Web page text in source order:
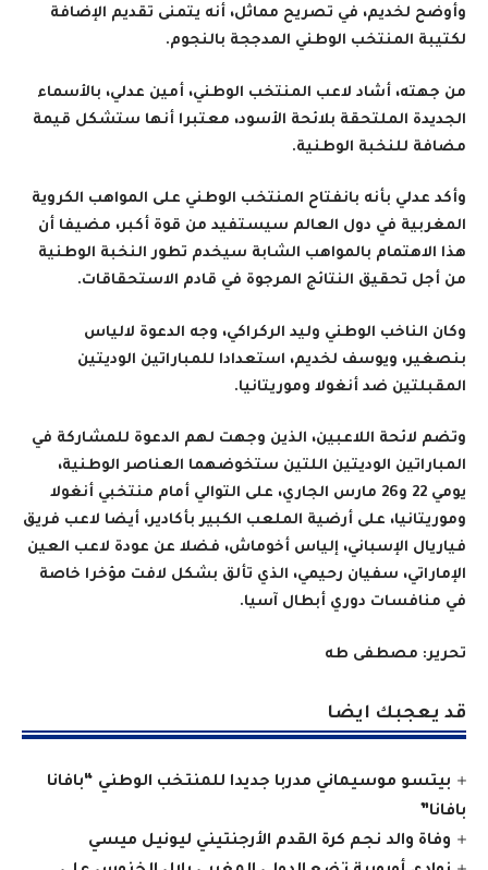
وأوضح لخديم، في تصريح مماثل، أنه يتمنى تقديم الإضافة
لكتيبة المنتخب الوطني المدججة بالنجوم.
من جهته، أشاد لاعب المنتخب الوطني، أمين عدلي، بالأسماء
الجديدة الملتحقة بلائحة الأسود، معتبرا أنها ستشكل قيمة
مضافة للنخبة الوطنية.
وأكد عدلي بأنه بانفتاح المنتخب الوطني على المواهب الكروية
المغربية في دول العالم سيستفيد من قوة أكبر، مضيفا أن
هذا الاهتمام بالمواهب الشابة سيخدم تطور النخبة الوطنية
من أجل تحقيق النتائج المرجوة في قادم الاستحقاقات.
وكان الناخب الوطني وليد الركراكي، وجه الدعوة لالياس
بنصغير، ويوسف لخديم، استعدادا للمباراتين الوديتين
المقبلتين ضد أنغولا وموريتانيا.
وتضم لائحة اللاعبين، الذين وجهت لهم الدعوة للمشاركة في
المباراتين الوديتين اللتين ستخوضهما العناصر الوطنية،
يومي 22 و26 مارس الجاري، على التوالي أمام منتخبي أنغولا
وموريتانيا، على أرضية الملعب الكبير بأكادير، أيضا لاعب فريق
فياريال الإسباني، إلياس أخوماش، فضلا عن عودة لاعب العين
الإماراتي، سفيان رحيمي، الذي تألق بشكل لافت مؤخرا خاصة
في منافسات دوري أبطال آسيا.
تحرير: مصطفى طه
قد يعجبك ايضا
بيتسو موسيماني مدربا جديدا للمنتخب الوطني “بافانا
بافانا”
وفاة والد نجم كرة القدم الأرجنتيني ليونيل ميسي